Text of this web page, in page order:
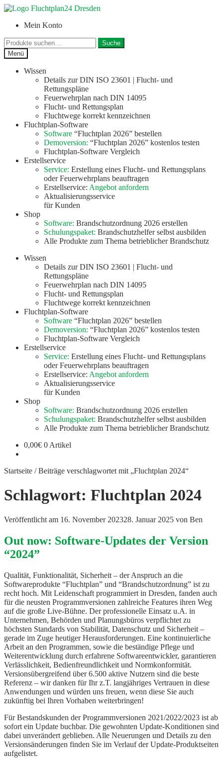
Zur
springen
Zum
springenMein Konto
Suche
nach:
Suche
Menü
Wissen
Details zur DIN ISO 23601 | Flucht- und
Rettungspläne
Feuerwehrplan nach DIN 14095
Flucht- und Rettungsplan
Fluchtwege korrekt kennzeichnen
Fluchtplan-Software
Software “Fluchtplan 2026” bestellen
Demoversion: “Fluchtplan 2026” kostenlos testen
Fluchtplan-Software Vergleich
Erstellservice
Service: Erstellung eines Flucht- und Rettungsplans
oder Feuerwehrplans beauftragen
Erstellservice: Angebot anfordern
Aktualisierungsservice
für Kunden
Shop
Software: Brandschutzordnung 2026 erstellen
Schulungspaket: Brandschutzhelfer selbst ausbilden
Alle Produkte zum Thema betrieblicher Brandschutz
Wissen
Details zur DIN ISO 23601 | Flucht- und
Rettungspläne
Feuerwehrplan nach DIN 14095
Flucht- und Rettungsplan
Fluchtwege korrekt kennzeichnen
Fluchtplan-Software
Software “Fluchtplan 2026” bestellen
Demoversion: “Fluchtplan 2026” kostenlos testen
Fluchtplan-Software Vergleich
Erstellservice
Service: Erstellung eines Flucht- und Rettungsplans
oder Feuerwehrplans beauftragen
Erstellservice: Angebot anfordern
Aktualisierungsservice
für Kunden
Shop
Software: Brandschutzordnung 2026 erstellen
Schulungspaket: Brandschutzhelfer selbst ausbilden
Alle Produkte zum Thema betrieblicher Brandschutz
0,00€ 0 Artikel
Startseite /Beiträge verschlagwortet mit „Fluchtplan 2024“
Schlagwort: Fluchtplan 2024
Veröffentlicht am 16. November 202328. Januar 2025 von Ben
Out now: Software-Updates der Version
“2024”
Qualität, Funktionalität, Sicherheit – der Anspruch an die
Softwareprodukte “Fluchtplan” und “Brandschutzordnung” ist zu
recht hoch. Mit Leidenschaft programmiert in Dresden, fanden auch
für die neusten Programmversionen zahlreiche Features ihren Weg
auf die große Live-Bühne. Der professionelle Einsatz u.A. in
Unternehmen, Behörden und Planungsbüros verpflichtet zu
höchsten Standards von Stabilität, Datenschutz und Sicherheit –
gerade im Zuge heutiger Herausforderungen. Eine kontinuierliche
Arbeit an den Programmen, sowie die beständige Pflege und
Weiterentwicklung durch erfahrene Softwareentwickler, garantieren
Verlässlichkeit, Bedienfreundlichkeit und Normkonformität.
Versionsübergreifend über 6.500 aktive Nutzern sind die beste
Referenz – wir danken für Ihr z.T. langjähriges Vertrauen in diese
Anwendungen und würden uns freuen, wenn diese Sie auch
zukünftig bei Ihren Vorhaben weiterbringen!
Für Bestandskunden der Programmversionen 2021/2022/2023 ist ab
sofort ein Update buchbar. Die gewohnten Update-Konditionen sind
dabei unverändert geblieben. Alle Neuerungen und Details zu den
Versionsänderungen finden Sie im Verlauf der Update-Produktseiten
aufgelistet.